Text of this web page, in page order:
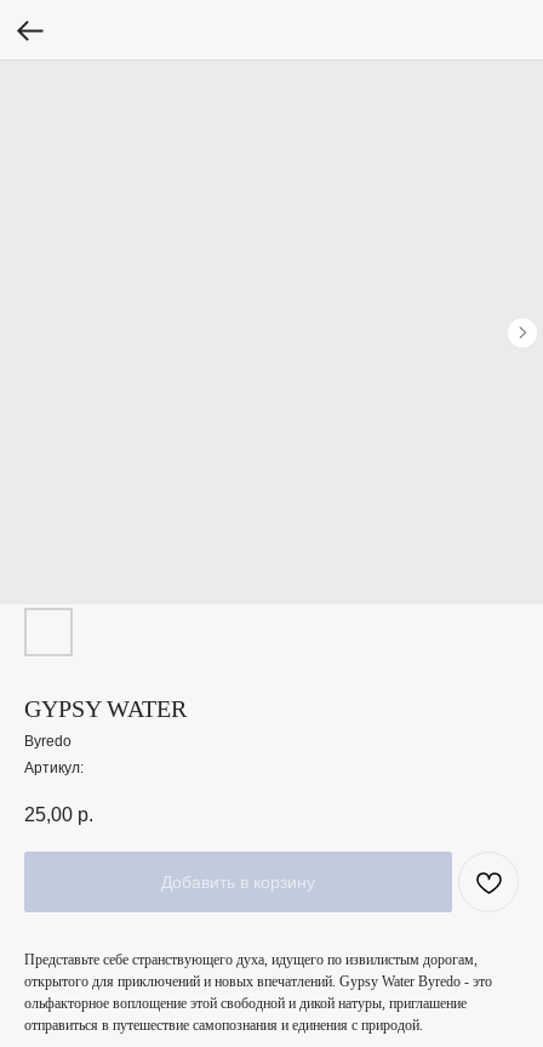
GYPSY WATER
Byredo
Артикул:
25,00 р.
Добавить в корзину
Представьте себе странствующего духа, идущего по извилистым дорогам,
открытого для приключений и новых впечатлений. Gypsy Water Byredo - это
ольфакторное воплощение этой свободной и дикой натуры, приглашение
отправиться в путешествие самопознания и единения с природой.